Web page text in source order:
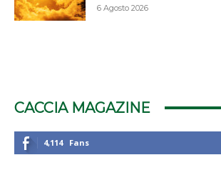
6 Agosto 2026
CACCIA MAGAZINE
4,114 Fans